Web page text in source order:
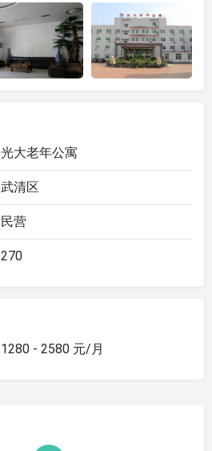
光大老年公寓
武清区
民营
270
1280 - 2580 元/月